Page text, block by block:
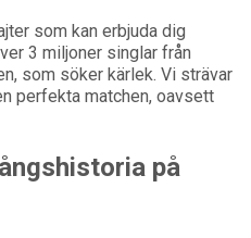
som kan erbjuda dig
3 miljoner singlar från
som söker kärlek. Vi strävar
perfekta matchen, oavsett
på